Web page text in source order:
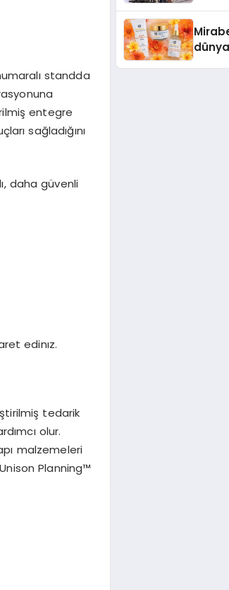
ı standda
şentegre
çlarısağladığını
ı, daha güvenli
edinız.
ştirilmiş tedarik
ımcı olur.
ı malzemeleri
Planning™